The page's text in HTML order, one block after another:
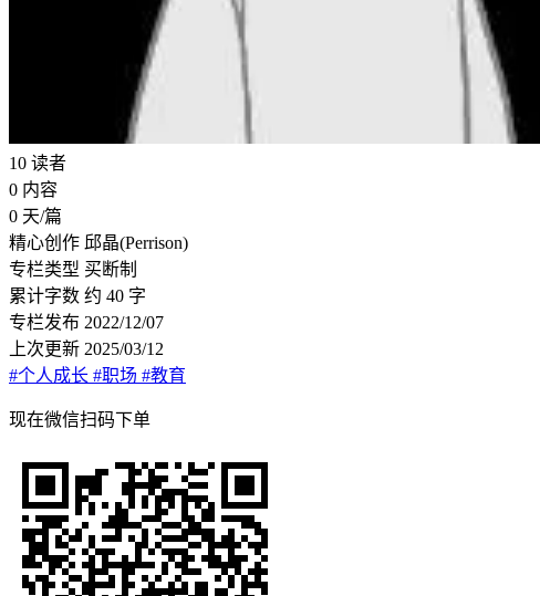
10 读者
0 内容
0 天/篇
精心创作 邱晶(Perrison)
专栏类型 买断制
累计字数 约 40 字
专栏发布 2022/12/07
上次更新 2025/03/12
#个人成长 #职场 #教育
现在微信扫码下单